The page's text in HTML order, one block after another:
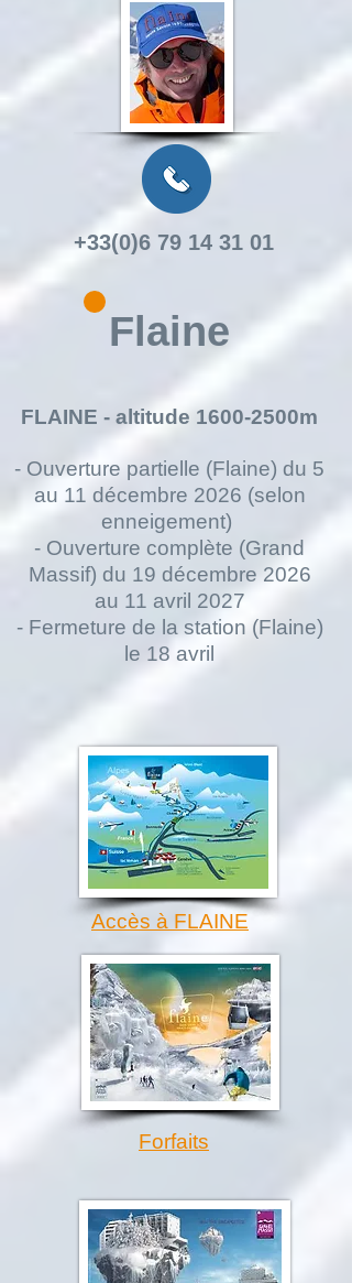
+33(0)6 79 14 31 01
Flaine
FLAINE - altitude 1600-2500m
- Ouverture partielle (Flaine) du 5
au 11 décembre 2026 (selon
enneigement)
- Ouverture complète (Grand
Massif) du 19 décembre 2026
au 11 avril 2027
- Fermeture de la station (Flaine)
le 18 avril
Accès à FLAINE
Forfaits